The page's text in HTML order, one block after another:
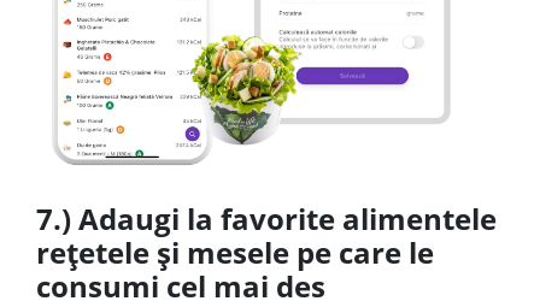
7.) Adaugi la favorite alimentele
rețetele și mesele pe care le
consumi cel mai des